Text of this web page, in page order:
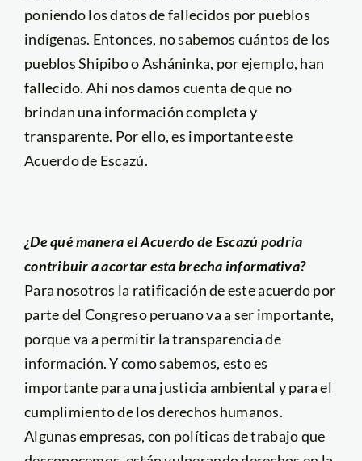
poniendo los datos de fallecidos por pueblos
indígenas. Entonces, no sabemos cuántos de los
pueblos Shipibo o Asháninka, por ejemplo, han
fallecido. Ahí nos damos cuenta de que no
brindan una información completa y
transparente. Por ello, es importante este
Acuerdo de Escazú.
¿De qué manera el Acuerdo de Escazú podría
contribuir a acortar esta brecha informativa?
Para nosotros la ratificación de este acuerdo por
parte del Congreso peruano va a ser importante,
porque va a permitir la transparencia de
información. Y como sabemos, esto es
importante para una justicia ambiental y para el
cumplimiento de los derechos humanos.
Algunas empresas, con políticas de trabajo que